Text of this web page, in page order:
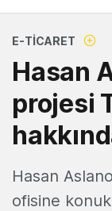
E-TICARET
Hasan
projesi
Hasan
ofisine